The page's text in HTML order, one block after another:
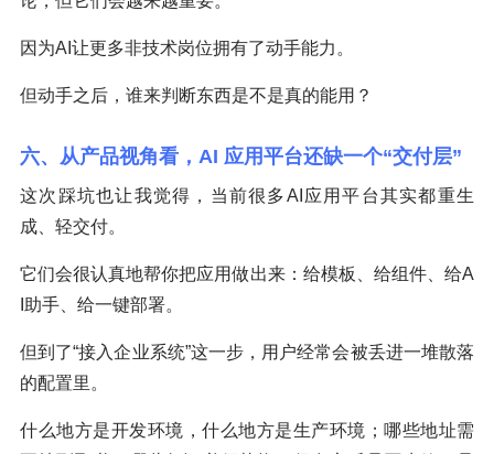
因为AI让更多非技术岗位拥有了动手能力。
但动手之后，谁来判断东西是不是真的能用？
六、从产品视角看，AI 应用平台还缺一个“交付层”
这次踩坑也让我觉得，当前很多AI应用平台其实都重生
成、轻交付。
它们会很认真地帮你把应用做出来：给模板、给组件、给A
I助手、给一键部署。
但到了“接入企业系统”这一步，用户经常会被丢进一堆散落
的配置里。
什么地方是开发环境，什么地方是生产环境；哪些地址需